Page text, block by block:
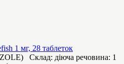
1 мг, 28 таблеток
Склад: діюча речовина: 1